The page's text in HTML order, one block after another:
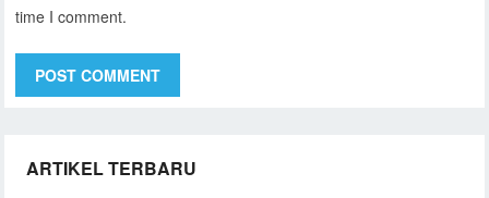
time I comment.
ARTIKEL TERBARU